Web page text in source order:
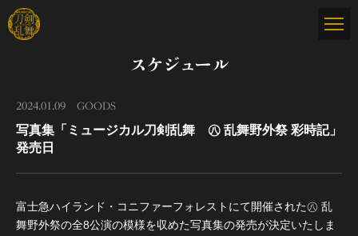
スケジュール
2024.01.09 GOODS
写真集「ミュージカル刀剣乱舞 ㊇ 乱舞野外祭 彩時記」
発売日
富士急ハイランド・コニファーフォレストにて開催された㊇ 乱
舞野外祭の全8公演の模様を収めた写真集の発売が決定いたしま